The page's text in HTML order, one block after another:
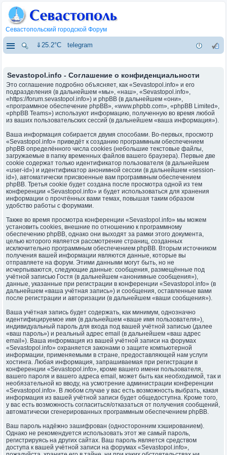
Севастопольский городской Форум
⇓25.2°C telegram
Sevastopol.info - Соглашение о конфиденциальности
Это соглашение подробно объясняет, как «Sevastopol.info» и его
подразделения (в дальнейшем «мы», «наш», «Sevastopol.info»,
«https://forum.sevastopol.info») и phpBB (в дальнейшем «они»,
«программное обеспечение phpBB», «www.phpbb.com», «phpBB Limited»,
«phpBB Teams») используют информацию, полученную во время любой
из ваших пользовательских сессий (в дальнейшем «ваша информация»).
Ваша информация собирается двумя способами. Во-первых, просмотр
«Sevastopol.info» приведёт к созданию программным обеспечением
phpBB определённого числа cookies (небольшие текстовые файлы,
загружаемые в папку временных файлов вашего браузера). Первые две
cookie содержат только идентификатор пользователя (в дальнейшем
«user-id») и идентификатор анонимной сессии (в дальнейшем «session-
id»), автоматически присвоенные вам программным обеспечением
phpBB. Третья cookie будет создана после просмотра одной из тем
конференции «Sevastopol.info» и будет использоваться для хранения
информации о прочтённых вами темах, повышая таким образом
удобство работы с форумами.
Также во время просмотра конференции «Sevastopol.info» мы можем
установить cookies, внешние по отношению к программному
обеспечению phpBB, однако они выходят за рамки этого документа,
целью которого является рассмотрение страниц, созданных
исключительно программным обеспечением phpBB. Вторым источником
получения вашей информации являются данные, которые вы
отправляете на форум. Этими данными могут быть, но не
исчерпываются, следующие данные: сообщения, размещённые под
учётной записью Гостя (в дальнейшем «анонимные сообщения»),
данные, указанные при регистрации в конференции «Sevastopol.info» (в
дальнейшем «ваша учётная запись») и сообщения, оставленные вами
после регистрации и авторизации (в дальнейшем «ваши сообщения»).
Ваша учётная запись будет содержать, как минимум, однозначно
идентифицируемое имя (в дальнейшем «ваше имя пользователя»),
индивидуальный пароль для входа под вашей учётной записью (далее
«ваш пароль») и реальный адрес email (в дальнейшем «ваш адрес
email»). Ваша информация из вашей учётной записи на форумах
«Sevastopol.info» охраняется законами о защите компьютерной
информации, применяемыми в стране, предоставляющей нам услуги
хостинга. Любая информация, запрашиваемая при регистрации в
конференции «Sevastopol.info», кроме вашего имени пользователя,
вашего пароля и вашего адреса email, может быть как необходимой, так и
необязательной ко вводу, на усмотрение администрации конференции
«Sevastopol.info». В любом случае у вас есть возможность выбрать, какая
информация из вашей учётной записи будет общедоступна. Кроме того,
у вас есть возможность согласиться/отказаться от получения сообщений,
автоматически сгенерированных программным обеспечением phpBB.
Ваш пароль надёжно зашифрован (односторонним хэшированием).
Однако не рекомендуется использовать этот же самый пароль,
регистрируясь на других сайтах. Ваш пароль является средством
доступа к вашей учётной записи на форумах «Sevastopol.info»,